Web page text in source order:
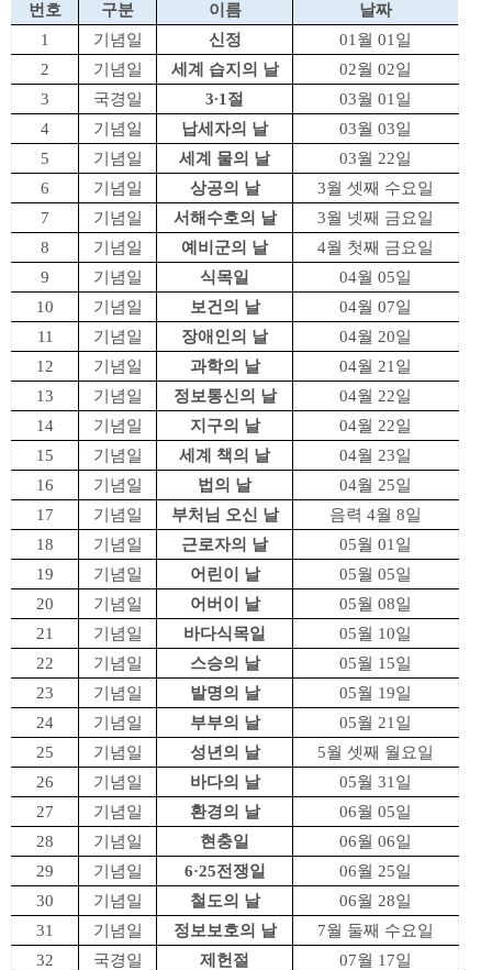
번호 구분 이름
날짜
1
기념일 신정
01월 01일
2
기념일 세계 습지의 날
02월 02일
3
국경일 3∙1절
03월 01일
4
기념일 납세자의 날
03월 03일
5
기념일 세계 물의 날
03월 22일
6
기념일 상공의 날
3월 셋째 수요일
7
기념일 서해수호의 날
3월 넷째 금요일
8
기념일 예비군의 날
4월 첫째 금요일
9
기념일 식목일
04월 05일
10
기념일 보건의 날
04월 07일
11
기념일 장애인의 날
04월 20일
12
기념일 과학의 날
04월 21일
13
기념일 정보통신의 날
04월 22일
14
기념일 지구의 날
04월 22일
15
기념일 세계 책의 날
04월 23일
16
기념일 법의 날
04월 25일
17
기념일 부처님 오신 날
음력 4월 8일
18
기념일 근로자의 날
05월 01일
19
기념일 어린이 날
05월 05일
20
기념일 어버이 날
05월 08일
21
기념일 바다식목일
05월 10일
22
기념일 스승의 날
05월 15일
23
기념일 발명의 날
05월 19일
24
기념일 부부의 날
05월 21일
25
기념일 성년의 날
5월 셋째 월요일
26
기념일 바다의 날
05월 31일
27
기념일 환경의 날
06월 05일
28
기념일 현충일
06월 06일
29
기념일 6·25전쟁일
06월 25일
30
기념일 철도의 날
06월 28일
31
기념일 정보보호의 날
7월 둘째 수요일
32
국경일 제헌절
07월 17일